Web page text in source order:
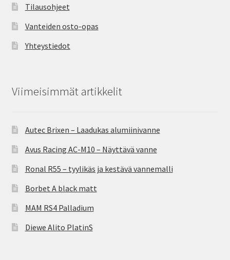
Tilausohjeet
Vanteiden osto-opas
Yhteystiedot
Viimeisimmät artikkelit
Autec Brixen – Laadukas alumiinivanne
Avus Racing AC-M10 – Näyttävä vanne
Ronal R55 – tyylikäs ja kestävä vannemalli
Borbet A black matt
MAM RS4 Palladium
Diewe Alito PlatinS